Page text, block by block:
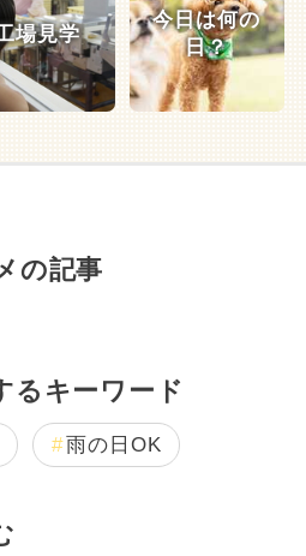
場見学
今日は何の
日？
の記事
るキーワード
雨の日OK